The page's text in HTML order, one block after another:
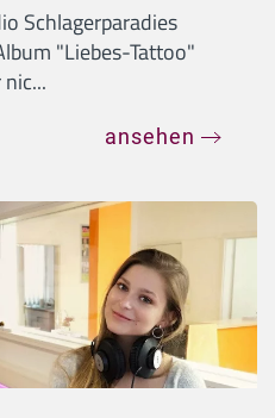
Schlagerparadies
"Liebes-Tattoo"
ansehen